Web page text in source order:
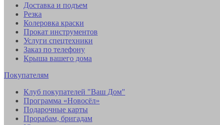
Доставка и подъем
Резка
Колеровка краски
Прокат инструментов
Услуги спецтехники
Заказ по телефону
Крыша вашего дома
Покупателям
Клуб покупателей "Ваш Дом"
Программа «Новосёл»
Подарочные карты
Прорабам, бригадам